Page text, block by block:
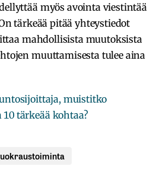
myös avointa viestintää
tärkeää pitää yhteystiedot
mahdollisista muutoksista
muuttamisesta tulee aina
muistitko
tärkeää kohtaa?